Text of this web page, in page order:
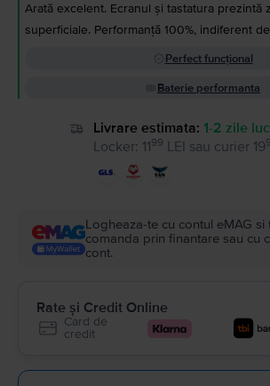
Arată excelent. Ecranul și tastatura prezintă
superficiale. Performanță 100%, indiferent
Perfect funcțional
Baterie performanta
Livrare estimata: 1-2 zile
Locker: 1199 LEI sau curier 19
Logheaza-te cu contul eMAG si
comanda prin finantare sau cu
cont.
Rate și Credit Online
Card de
credit